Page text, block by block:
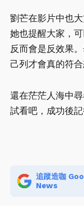
劉芒在影片中也
她也提醒大家，
反而會是反效果
己列才會真的符合
還在茫茫人海中
試看吧，成功後
追蹤造咖
News